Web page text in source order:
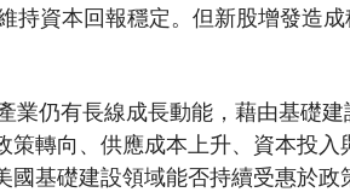
持資本回報穩定。但新股增發造
業仍有長線成長動能，藉由基礎
轉向、供應成本上升、資本投
基礎建設領域能否持續受惠於